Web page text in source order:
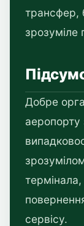
трансфер,
зрозуміле
Добре
аеропорту
сервісу.